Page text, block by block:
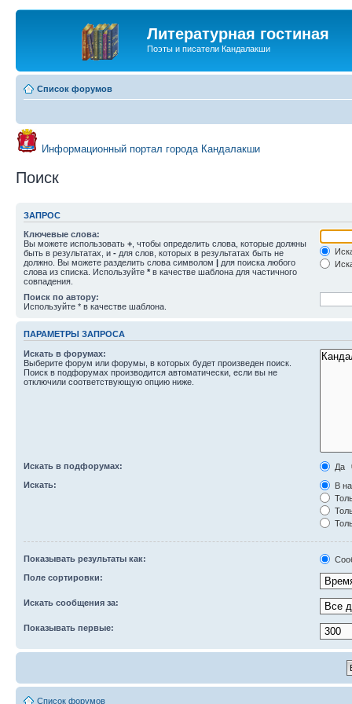
Литературная гостиная
Поэты и писатели Кандалакши
Список форумов
Информационный портал города Кандалакши
Поиск
ЗАПРОС
Ключевые слова:
Вы можете использовать + , чтобы определить слова, которые должны
быть в результатах, и - для слов, которых в результатах быть не
должно. Вы можете разделить слова символом | для поиска любого
слова из списка. Используйте * в качестве шаблона для частичного
совпадения.
Поиск по автору:
Используйте * в качестве шаблона.
ПАРАМЕТРЫ ЗАПРОСА
Искать в форумах:
Выберите форум или форумы, в которых будет произведен поиск.
Поиск в подфорумах производится автоматически, если вы не
отключили соответствующую опцию ниже.
Искать в подфорумах:
Да
Искать:
В
Показывать результаты как:
Поле сортировки:
Искать сообщения за:
Показывать первые:
Список форумов